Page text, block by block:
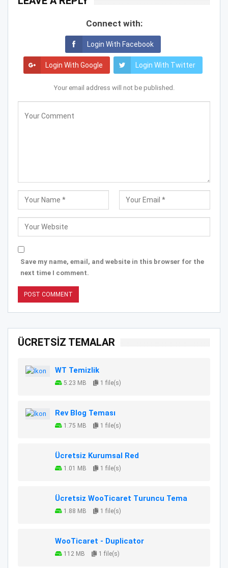
Connect with:
Login With Facebook
Login With Google Login With Twitter
Your email address will not be published.
Save my name, email, and website in this browser for the
next time I comment.
ÜCRETSİZ TEMALAR
WT Temizlik
5.23 MB 1 file(s)
Rev Blog Teması
1.75 MB 1 file(s)
Ücretsiz Kurumsal Red
1.01 MB 1 file(s)
Ücretsiz WooTicaret Turuncu Tema
1.88 MB 1 file(s)
WooTicaret - Duplicator
112 MB 1 file(s)